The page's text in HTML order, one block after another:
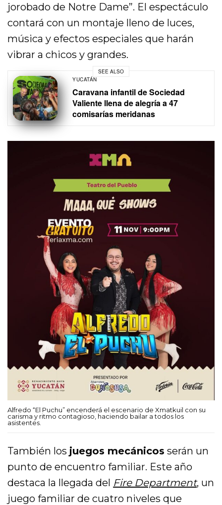
jorobado de Notre Dame”. El espectáculo
contará con un montaje lleno de luces,
música y efectos especiales que harán
vibrar a chicos y grandes.
SEE ALSO
YUCATÁN
Caravana infantil de Sociedad
Valiente llena de alegría a 47
comisarías meridanas
Alfredo “El Puchu” encenderá el escenario de Xmatkuil con su
carisma y ritmo contagioso, haciendo bailar a todos los
asistentes.
También los juegos mecánicos serán un
punto de encuentro familiar. Este año
destaca la llegada del Fire Department, un
juego familiar de cuatro niveles que